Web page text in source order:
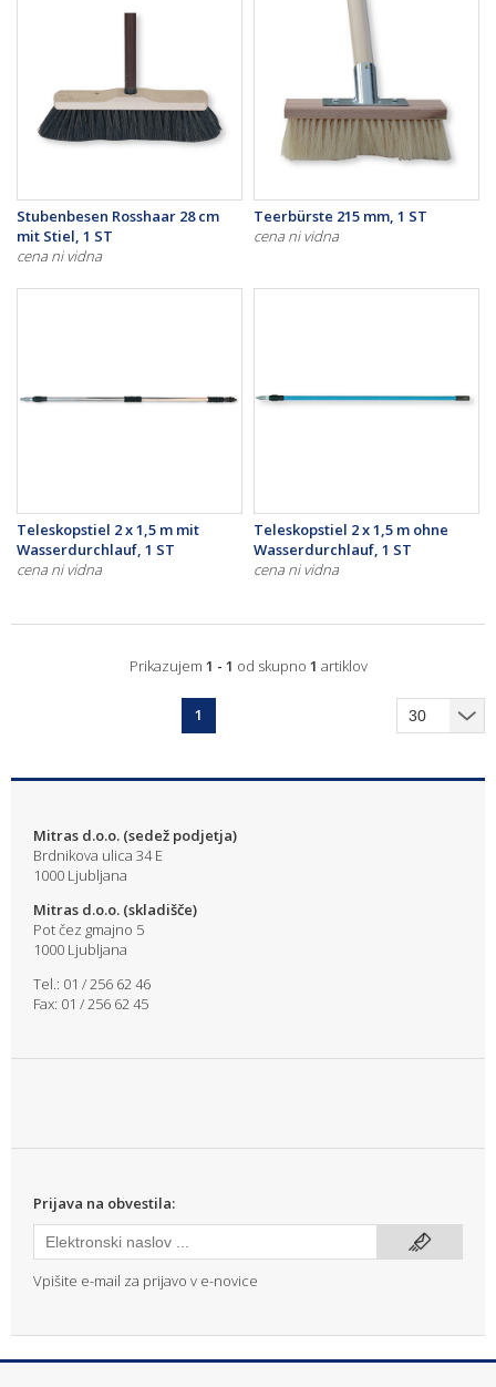
Stubenbesen Rosshaar 28 cm
mit Stiel, 1 ST
cena ni vidna
Teerbürste 215 mm, 1 ST
cena ni vidna
Teleskopstiel 2 x 1,5 m mit
Wasserdurchlauf, 1 ST
cena ni vidna
Teleskopstiel 2 x 1,5 m ohne
Wasserdurchlauf, 1 ST
cena ni vidna
Prikazujem 1 - 1 od skupno 1 artiklov
1
Mitras d.o.o. (sedež podjetja)
Brdnikova ulica 34 E
1000 Ljubljana
Mitras d.o.o. (skladišče)
Pot čez gmajno 5
1000 Ljubljana
Tel.: 01 / 256 62 46
Fax: 01 / 256 62 45
Prijava na obvestila:
Vpišite e-mail za prijavo v e-novice
info@mitras.si | T: (01) 256 62 46